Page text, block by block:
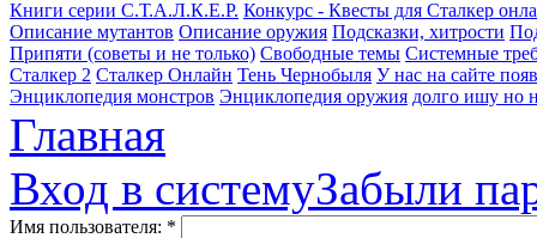
Книги серии С.Т.А.Л.К.Е.Р. Конкурс - Квесты для Сталкер
Описание мутантов Описание оружия Подсказки, хитрости
Припяти (советы и не только) Свободные темы Системные
Сталкер 2 Сталкер Онлайн Тень Чернобыля У нас на сайте
Энциклопедия монстров Энциклопедия оружия долго ишу но
Главная
Вход в системуЗабыли
Имя пользователя: *